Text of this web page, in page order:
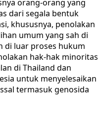
orang-orang yang
dari segala bentuk
khususnya, penolakan
umum yang sah di
di luar proses hukum
hak-hak minoritas
di Thailand dan
untuk menyelesaikan
termasuk genosida